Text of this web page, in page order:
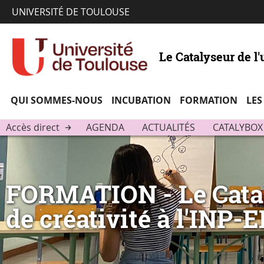
UNIVERSITÉ DE TOULOUSE
Le Catalyseur de
QUI SOMMES-NOUS INCUBATION FORMATION
Accès direct AGENDA ACTUALITÉS CATALYBOX
FORMATION - Le
de créativité à l'INP-